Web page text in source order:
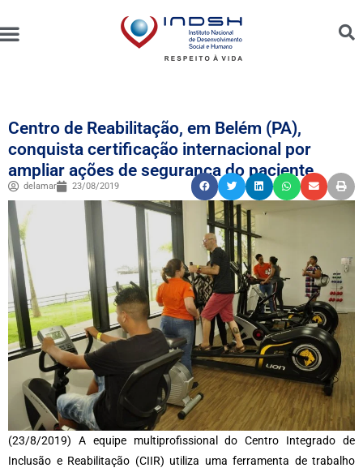
Centro de Reabilitação, em Belém (PA),
conquista certificação internacional por
ampliar ações de segurança do paciente
delamar 23/08/2019
(23/8/2019) A equipe multiprofissional do Centro Integrado de
Inclusão e Reabilitação (CIIR) utiliza uma ferramenta de trabalho